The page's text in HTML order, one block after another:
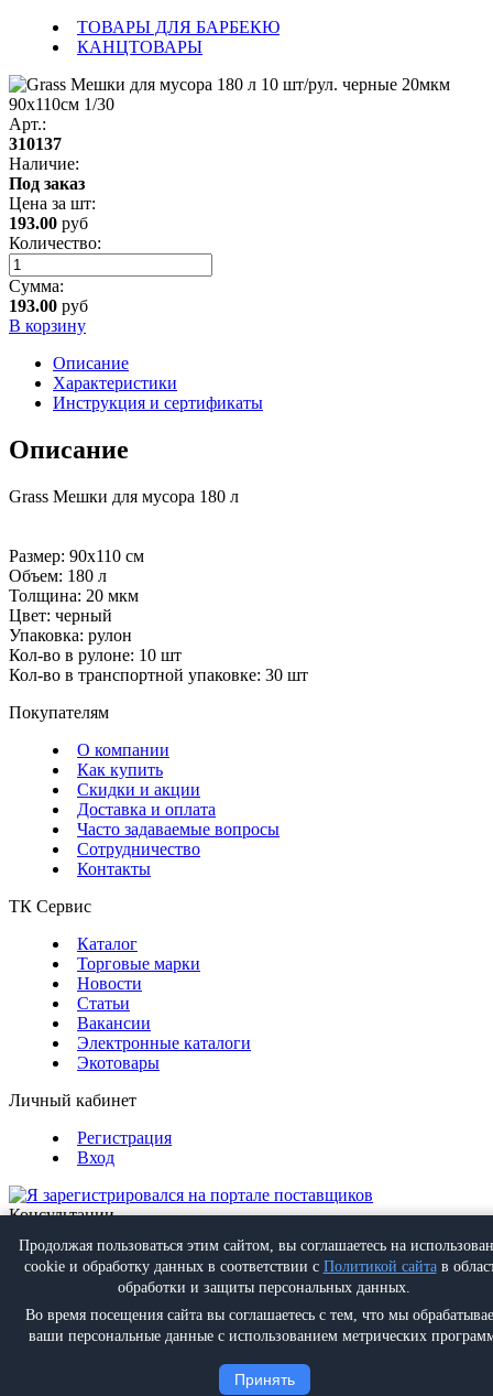
ТОВАРЫ ДЛЯ БАРБЕКЮ
КАНЦТОВАРЫ
Арт.:
310137
Наличие:
Под заказ
Цена за шт:
193.00 руб
Количество:
Сумма:
193.00 руб
В корзину
Описание
Характеристики
Инструкция и сертификаты
Описание
Grass Мешки для мусора 180 л
Размер: 90х110 см
Объем: 180 л
Толщина: 20 мкм
Цвет: черный
Упаковка: рулон
Кол-во в рулоне: 10 шт
Кол-во в транспортной упаковке: 30 шт
Покупателям
О компании
Как купить
Скидки и акции
Доставка и оплата
Часто задаваемые вопросы
Сотрудничество
Контакты
ТК Сервис
Каталог
Торговые марки
Новости
Статьи
Вакансии
Электронные каталоги
Экотовары
Личный кабинет
Регистрация
Вход
Консультации
Позвонить +7 (495) 988-07-08
Написатьinfo@proff-comfort.ru
Политика конфиденциальности
Продолжая пользоваться этим сайтом, вы соглашаетесь на
cookie и обработку данных в соответствии с Политикой сайтав
обработки и защиты персональных данных.
Во время посещения сайта вы соглашаетесь с тем, что мы
ваши персональные данные с использованием метрических
Принять